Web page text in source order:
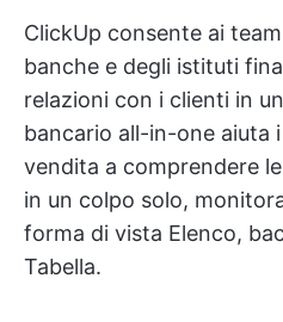
ClickUp consente ai
banche e degli istituti
relazioni con i clienti in
bancario all-in-one aiuta
vendita a comprendere
in un colpo solo,
forma di vista Elenco,
Tabella.